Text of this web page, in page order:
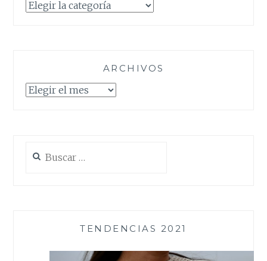
Categorías
ARCHIVOS
Archivos
TENDENCIAS 2021